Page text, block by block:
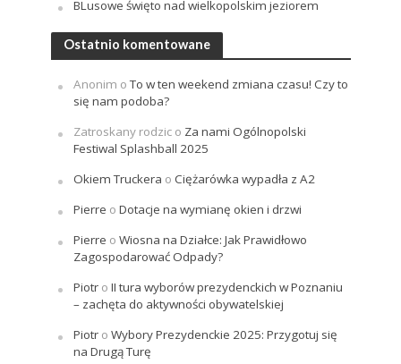
BLusowe święto nad wielkopolskim jeziorem
Ostatnio komentowane
Anonim oTo w ten weekend zmiana czasu! Czy to
się nam podoba?
Zatroskany rodzico Za nami Ogólnopolski
Festiwal Splashball 2025
Okiem Truckera o Ciężarówka wypadła z A2
Pierre o Dotacje na wymianę okien i drzwi
Pierre o Wiosna na Działce: Jak Prawidłowo
Zagospodarować Odpady?
Piotro II tura wyborów prezydenckich w Poznaniu
– zachęta do aktywności obywatelskiej
Piotro Wybory Prezydenckie 2025: Przygotuj się
na Drugą Turę